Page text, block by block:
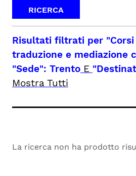
Risultati filtrati per
traduzione e mediazione
"Sede": Trento E
Mostra Tutti
La ricerca non ha prodotto